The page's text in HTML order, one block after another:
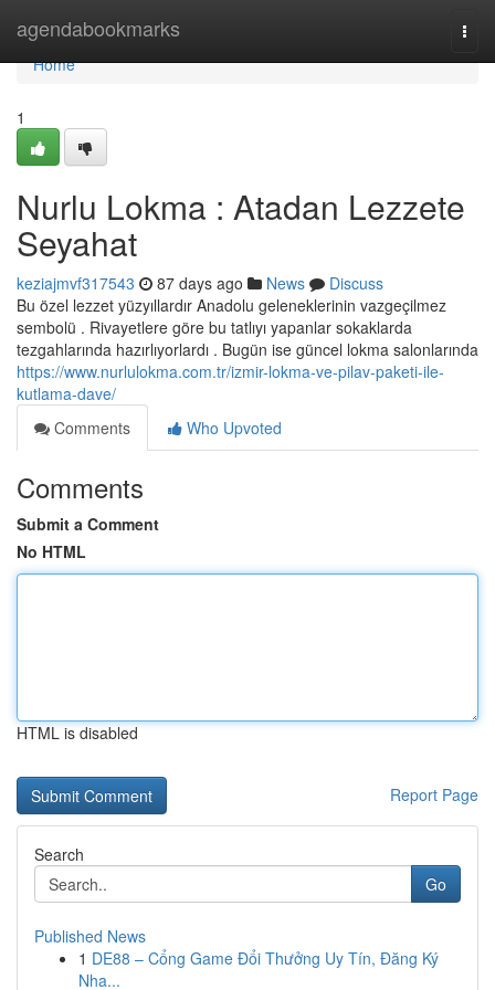
agendabookmarks
Home
Home
1
Nurlu Lokma : Atadan Lezzete
Seyahat
keziajmvf317543 87 days ago News
Discuss
Bu özel lezzet yüzyıllardır Anadolu geleneklerinin vazgeçilmez
sembolü . Rivayetlere göre bu tatlıyı yapanlar sokaklarda
tezgahlarında hazırlıyorlardı . Bugün ise güncel lokma salonlarında
https://www.nurlulokma.com.tr/izmir-lokma-ve-pilav-paketi-ile-
kutlama-dave/
Comments
Who Upvoted
Comments
Submit a Comment
No HTML
HTML is disabled
Report Page
Search
Go
Published News
1 DE88 – Cổng Game Đổi Thưởng Uy Tín, Đăng Ký
Nha...